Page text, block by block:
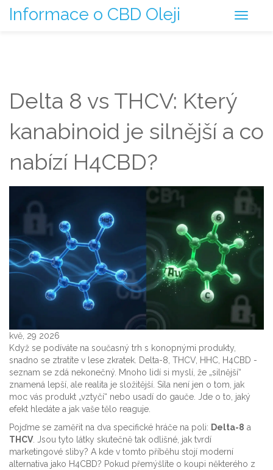
Informace o CBD Oleji
Delta 8 vs THCV: Který
kanabinoid je silnější a co
nabízí H4CBD?
kvě, 29 2026
Když se podíváte na současný trh s konopnými produkty,
snadno se ztratíte v lese zkratek. Delta-8, THCV, HHC, H4CBD -
seznam se zdá nekonečný. Mnoho lidí si myslí, že „silnější“
znamená lepší, ale realita je složitější. Síla není jen o tom, jak
moc vás produkt „vztyčí“ nebo usadí do gauče. Jde o to, jaký
efekt hledáte a jak vaše tělo reaguje.
Pojďme se zaměřit na dva specifické hráče na poli: Delta-8 a
THCV. Jsou tyto látky skutečně tak odlišné, jak tvrdí
marketingové sliby? A kde v tomto příběhu stojí moderní
alternativa jako H4CBD? Pokud přemýšlíte o koupi některého z